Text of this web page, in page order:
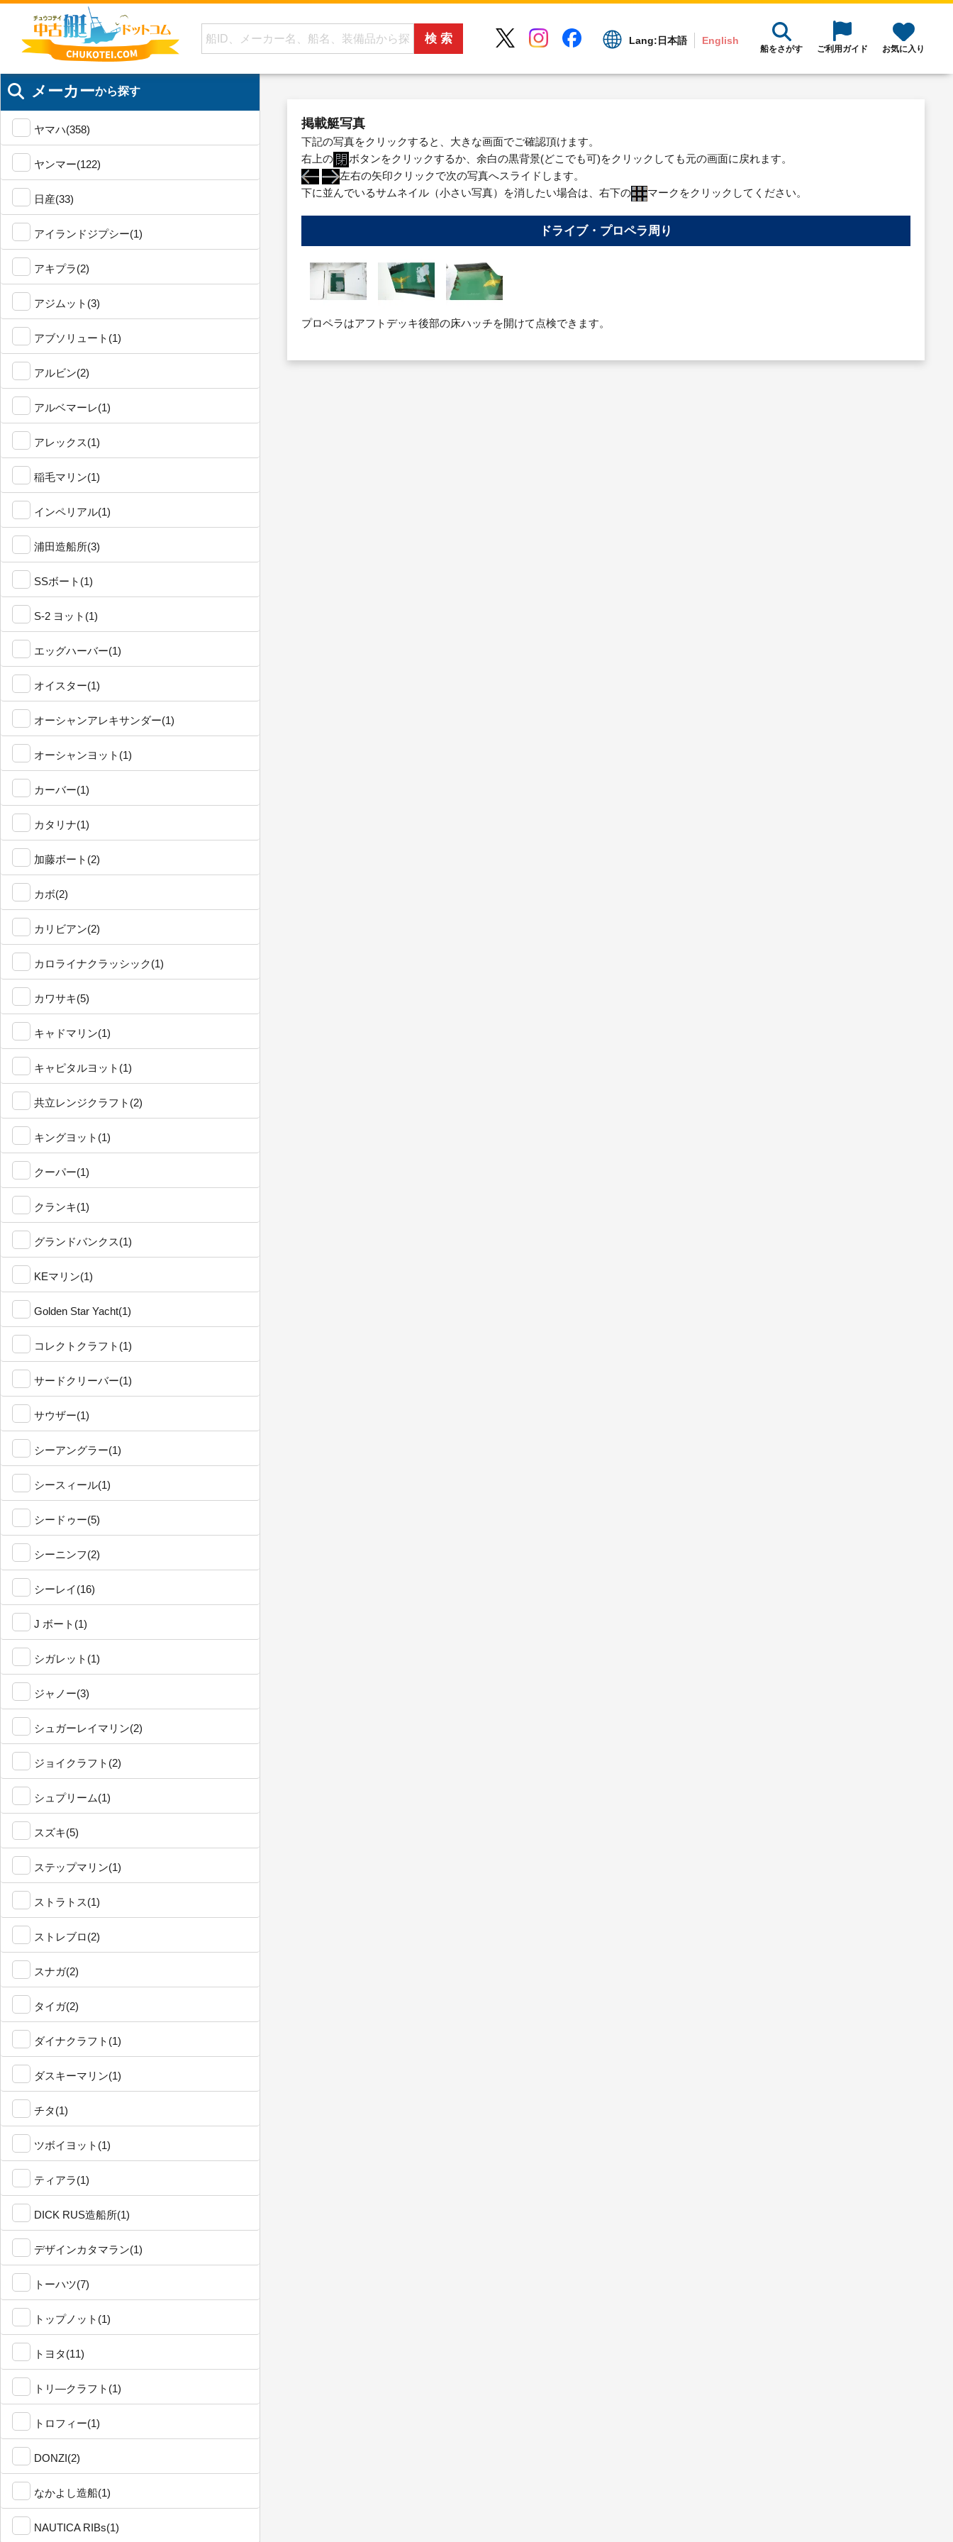
Lang: 日本語 English
船をさがす ご利用ガイド お気に入り
メーカーから探す
ヤマハ(358)
ヤンマー(122)
日産(33)
アイランドジプシー(1)
アキプラ(2)
アジムット(3)
アブソリュート(1)
アルビン(2)
アルベマーレ(1)
アレックス(1)
稲毛マリン(1)
インペリアル(1)
浦田造船所(3)
SSボート(1)
S-2 ヨット(1)
エッグハーバー(1)
オイスター(1)
オーシャンアレキサンダー(1)
オーシャンヨット(1)
カーバー(1)
カタリナ(1)
加藤ボート(2)
カボ(2)
カリビアン(2)
カロライナクラッシック(1)
カワサキ(5)
キャドマリン(1)
キャピタルヨット(1)
共立レンジクラフト(2)
キングヨット(1)
クーパー(1)
クランキ(1)
グランドバンクス(1)
KEマリン(1)
Golden Star Yacht(1)
コレクトクラフト(1)
サードクリーバー(1)
サウザー(1)
シーアングラー(1)
シースィール(1)
シードゥー(5)
シーニンフ(2)
シーレイ(16)
J ボート(1)
シガレット(1)
ジャノー(3)
シュガーレイマリン(2)
ジョイクラフト(2)
シュプリーム(1)
スズキ(5)
ステップマリン(1)
ストラトス(1)
ストレブロ(2)
スナガ(2)
タイガ(2)
ダイナクラフト(1)
ダスキーマリン(1)
チタ(1)
ツボイヨット(1)
ティアラ(1)
DICK RUS造船所(1)
デザインカタマラン(1)
トーハツ(7)
トップノット(1)
トヨタ(11)
トリ―クラフト(1)
トロフィー(1)
DONZI(2)
なかよし造船(1)
NAUTICA RIBs(1)
掲載艇写真
下記の写真をクリックすると、大きな画面でご確認頂けます。
右上の
ボタンをクリックするか、余白の黒背景(どこでも可)をクリックしても元の画面に戻れます。
左右の矢印クリックで次の写真へスライドします。
下に並んでいるサムネイル（小さい写真）を消したい場合は、右下の
マークをクリックしてください。
ドライブ・プロペラ周り
プロペラはアフトデッキ後部の床ハッチを開けて点検できます。